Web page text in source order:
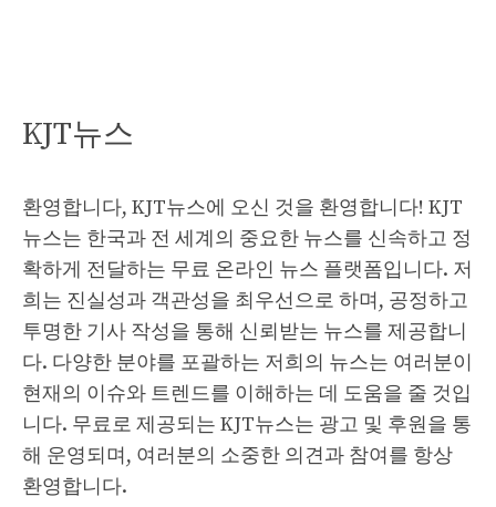
KJT뉴스
환영합니다, KJT뉴스에 오신 것을 환영합니다! KJT
뉴스는 한국과 전 세계의 중요한 뉴스를 신속하고 정
확하게 전달하는 무료 온라인 뉴스 플랫폼입니다. 저
희는 진실성과 객관성을 최우선으로 하며, 공정하고
투명한 기사 작성을 통해 신뢰받는 뉴스를 제공합니
다. 다양한 분야를 포괄하는 저희의 뉴스는 여러분이
현재의 이슈와 트렌드를 이해하는 데 도움을 줄 것입
니다. 무료로 제공되는 KJT뉴스는 광고 및 후원을 통
해 운영되며, 여러분의 소중한 의견과 참여를 항상
환영합니다.